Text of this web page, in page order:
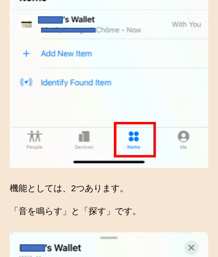
機能としては、2つあります。
「音を鳴らす」と「探す」です。